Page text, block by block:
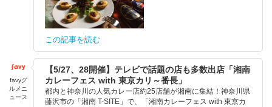
この記事を読む
favyグ
ルメニ
ュース
【5/27、28開催】テレビで話題の店も多数出店「湘南
カレーフェス with 東京カリ～番長」
都内と神奈川の人気カレー店約25店舗が湘南に集結！神奈川県
藤沢市の「湘南 T-SITE」で、「湘南カレーフェス with 東京カ